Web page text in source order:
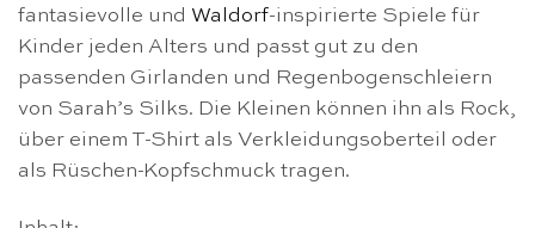
fantasievolle und Waldorf-inspirierte Spiele für
Kinder jeden Alters und passt gut zu den
passenden Girlanden und Regenbogenschleiern
von Sarah’s Silks. Die Kleinen können ihn als Rock,
über einem T-Shirt als Verkleidungsoberteil oder
als Rüschen-Kopfschmuck tragen.